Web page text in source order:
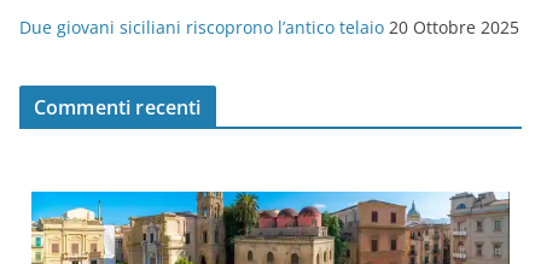
Due giovani siciliani riscoprono l’antico telaio 20 Ottobre 2025
Commenti recenti